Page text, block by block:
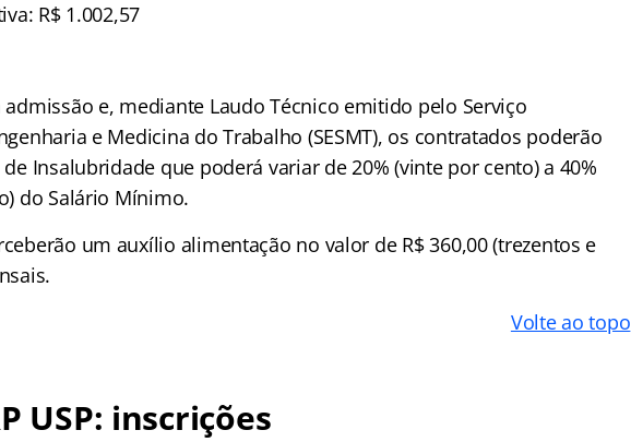
R$ 1.002,57
e, mediante Laudo Técnico emitido pelo Serviço
e Medicina do Trabalho (SESMT), os contratados poderão
Insalubridade que poderá variar de 20% (vinte por cento) a 40%
do Salário Mínimo.
um auxílio alimentação no valor de R$ 360,00 (trezentos e
Volte ao topo
USP: inscrições